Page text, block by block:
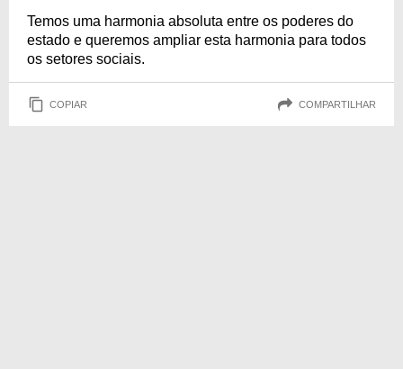
Temos uma harmonia absoluta entre os poderes do
estado e queremos ampliar esta harmonia para todos
os setores sociais.
COPIAR COMPARTILHAR